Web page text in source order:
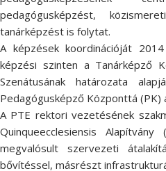
pedagógusképzést,
tanárképzést is folytat.
A képzések koordinációját
képzési szinten a Tanárképző
Szenátusának határozata
Pedagógusképző Központtá (PK)
A PTE rektori vezetésének
Quinqueecclesiensis
megvalósult szervezeti
bővítéssel, másrészt